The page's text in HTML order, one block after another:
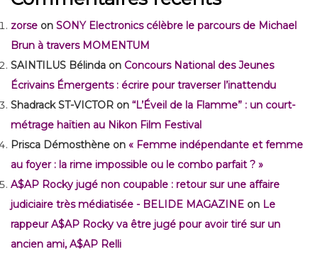
zorse on SONY Electronics célèbre le parcours de Michael
Brun à travers MOMENTUM
SAINTILUS Bélinda on Concours National des Jeunes
Écrivains Émergents : écrire pour traverser l’inattendu
Shadrack ST-VICTOR on “L’Éveil de la Flamme” : un court-
métrage haïtien au Nikon Film Festival
Prisca Démosthène on « Femme indépendante et femme
au foyer : la rime impossible ou le combo parfait ? »
A$AP Rocky jugé non coupable : retour sur une affaire
judiciaire très médiatisée - BELIDE MAGAZINE on Le
rappeur A$AP Rocky va être jugé pour avoir tiré sur un
ancien ami, A$AP Relli